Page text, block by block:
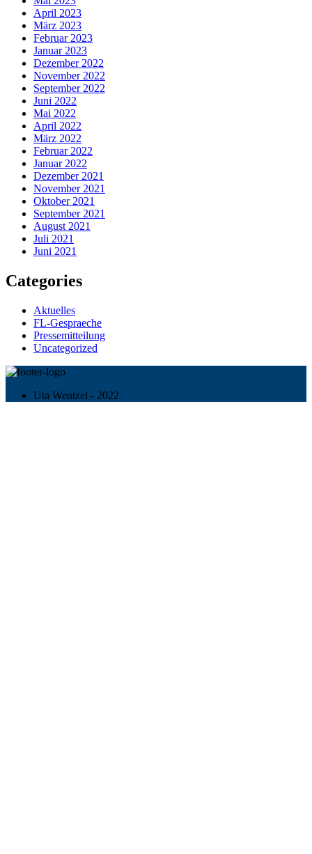
April 2023
März 2023
Februar 2023
Januar 2023
Dezember 2022
November 2022
September 2022
Juni 2022
Mai 2022
April 2022
März 2022
Februar 2022
Januar 2022
Dezember 2021
November 2021
Oktober 2021
September 2021
August 2021
Juli 2021
Juni 2021
Categories
Aktuelles
FL-Gespraeche
Pressemitteilung
Uncategorized
Uta Wentzel - 2022